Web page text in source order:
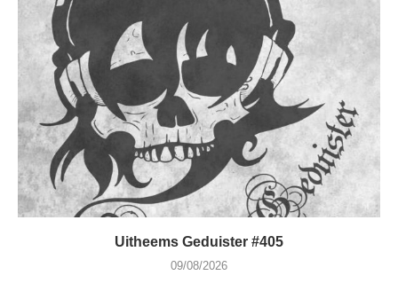
Uitheems Geduister #405
09/08/2026